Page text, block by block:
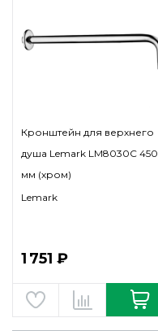
Кронштейн для верхнего
душа Lemark LM8030C 450
мм (хром)
Lemark
1 751 ₽